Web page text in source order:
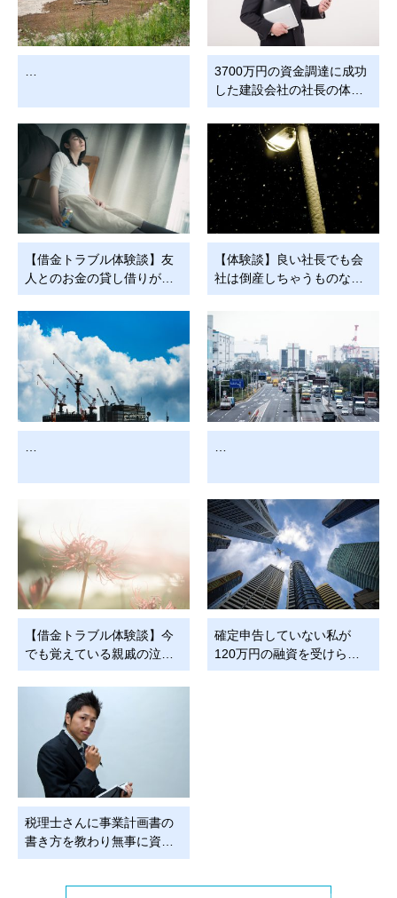
…
3700万円の資金調達に成功
した建設会社の社長の体…
【借金トラブル体験談】友
人とのお金の貸し借りが…
【体験談】良い社長でも会
社は倒産しちゃうものな…
… …
【借金トラブル体験談】今
でも覚えている親戚の泣…
確定申告していない私が
120万円の融資を受けら…
税理士さんに事業計画書の
書き方を教わり無事に資…